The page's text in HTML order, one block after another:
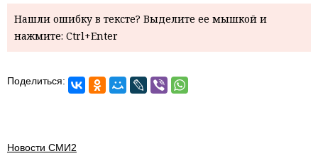
Нашли ошибку в тексте? Выделите ее мышкой и
нажмите: Ctrl+Enter
Поделиться:
Новости СМИ2